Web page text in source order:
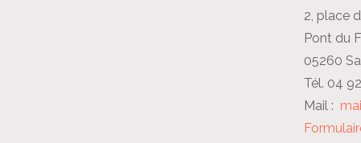
2, place
Pont du
05260
Tél. 04
Mail :